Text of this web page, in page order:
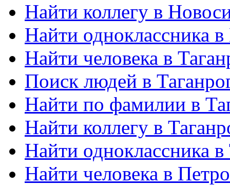
Найти коллегу в
Найти одноклассника
Найти человека в
Поиск людей в
Найти по фамилии в
Найти коллегу в
Найти одноклассника в
Найти человека в